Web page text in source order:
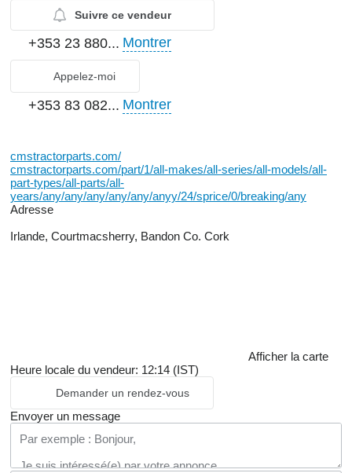
Suivre ce vendeur
+353 23 880... Montrer
Appelez-moi
+353 83 082... Montrer
cmstractorparts.com/
cmstractorparts.com/part/1/all-makes/all-series/all-models/all-
part-types/all-parts/all-
years/any/any/any/any/any/anyy/24/sprice/0/breaking/any
Adresse
Irlande, Courtmacsherry, Bandon Co. Cork
Afficher la carte
Heure locale du vendeur: 12:14 (IST)
Demander un rendez-vous
Envoyer un message